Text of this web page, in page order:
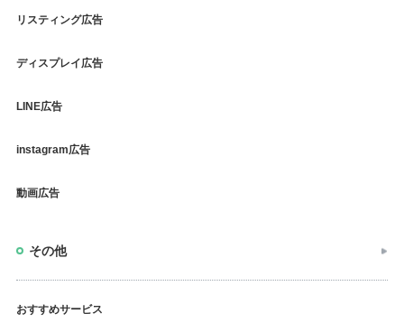
リスティング広告
ディスプレイ広告
LINE広告
instagram広告
動画広告
その他
おすすめサービス